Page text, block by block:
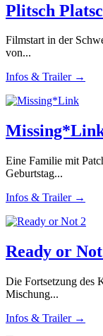
Plitsch
Filmstart in der
von...
Infos & Trailer →
Eine Familie mit
Geburtstag...
Infos & Trailer →
Ready or
Die Fortsetzung des
Mischung...
Infos & Trailer →